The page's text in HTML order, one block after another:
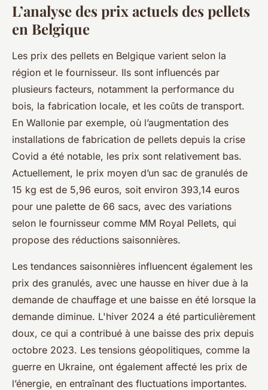
L’analyse des prix actuels des pellets
en Belgique
Les prix des pellets en Belgique varient selon la
région et le fournisseur. Ils sont influencés par
plusieurs facteurs, notamment la performance du
bois, la fabrication locale, et les coûts de transport.
En Wallonie par exemple, où l’augmentation des
installations de fabrication de pellets depuis la crise
Covid a été notable, les prix sont relativement bas.
Actuellement, le prix moyen d’un sac de granulés de
15 kg est de 5,96 euros, soit environ 393,14 euros
pour une palette de 66 sacs, avec des variations
selon le fournisseur comme MM Royal Pellets, qui
propose des réductions saisonnières.
Les tendances saisonnières influencent également les
prix des granulés, avec une hausse en hiver due à la
demande de chauffage et une baisse en été lorsque la
demande diminue. L'hiver 2024 a été particulièrement
doux, ce qui a contribué à une baisse des prix depuis
octobre 2023. Les tensions géopolitiques, comme la
guerre en Ukraine, ont également affecté les prix de
l’énergie, en entraînant des fluctuations importantes.